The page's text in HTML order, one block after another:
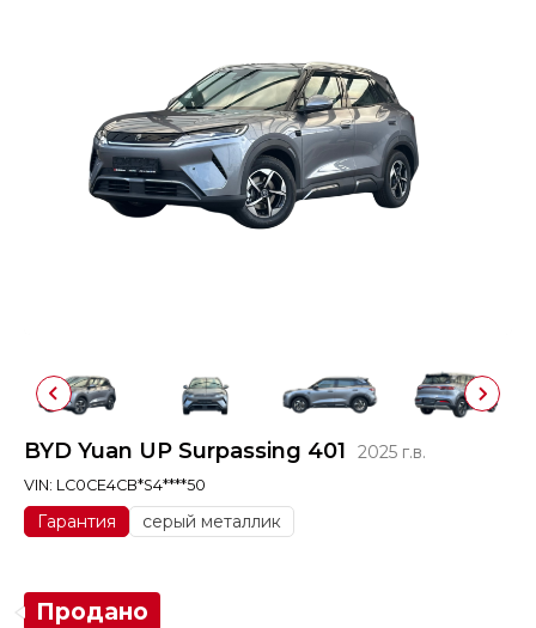
BYD Yuan UP Surpassing 401 2025 г.в.
VIN: LC0CE4CB*S4****50
Гарантия серый металлик
Продано